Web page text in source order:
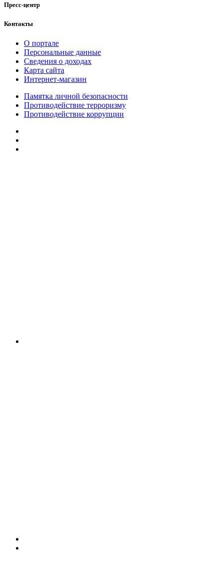
Пресс-центр
Контакты
О портале
Персональные данные
Сведения о доходах
Карта сайта
Интернет-магазин
Памятка личной безопасности
Противодействие терроризму
Противодействие коррупции